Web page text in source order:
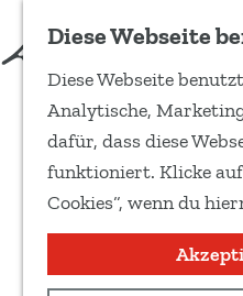
Diese Webseite
Diese Webseite
Analytische,
dafür, dass diese
funktioniert. Klicke
Cookies“, wenn du